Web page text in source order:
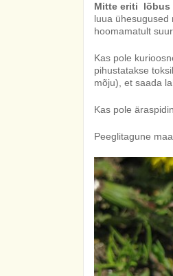
Mitte eriti lõbus
luua ühesugused
hoomamatult
Kas pole
pihustatakse
mõju), et saada
Kas pole
Peeglitagune